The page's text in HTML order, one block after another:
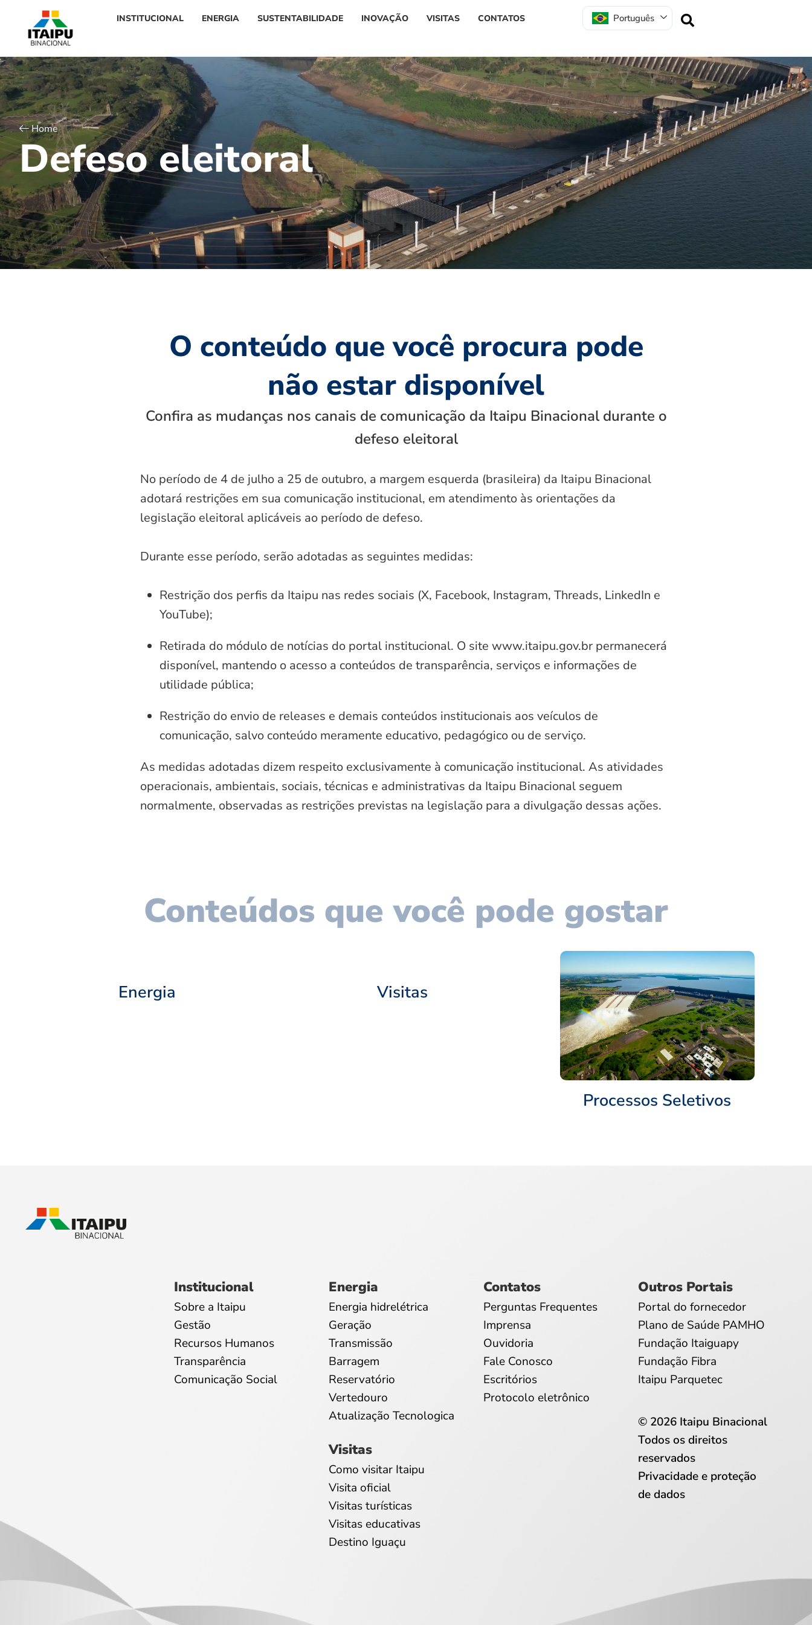
INSTITUCIONAL ENERGIA SUSTENTABILIDADE INOVAÇÃO VISITAS CONTATOS Português
Home
Defeso eleitoral
O conteúdo que você procura pode
não estar disponível
Confira as mudanças nos canais de comunicação da Itaipu Binacional durante o
defeso eleitoral
No período de 4 de julho a 25 de outubro, a margem esquerda (brasileira) da Itaipu Binacional
adotará restrições em sua comunicação institucional, em atendimento às orientações da
legislação eleitoral aplicáveis ao período de defeso.
Durante esse período, serão adotadas as seguintes medidas:
Restrição dos perfis da Itaipu nas redes sociais (X, Facebook, Instagram, Threads, LinkedIn e
YouTube);
Retirada do módulo de notícias do portal institucional. O site www.itaipu.gov.br permanecerá
disponível, mantendo o acesso a conteúdos de transparência, serviços e informações de
utilidade pública;
Restrição do envio de releases e demais conteúdos institucionais aos veículos de
comunicação, salvo conteúdo meramente educativo, pedagógico ou de serviço.
As medidas adotadas dizem respeito exclusivamente à comunicação institucional. As atividades
operacionais, ambientais, sociais, técnicas e administrativas da Itaipu Binacional seguem
normalmente, observadas as restrições previstas na legislação para a divulgação dessas ações.
Conteúdos que você pode gostar
Energia Visitas
Processos Seletivos
Institucional
Sobre a Itaipu
Gestão
Recursos Humanos
Transparência
Comunicação Social
Energia
Energia hidrelétrica
Geração
Transmissão
Barragem
Reservatório
Vertedouro
Atualização Tecnologica
Visitas
Como visitar Itaipu
Visita oficial
Visitas turísticas
Visitas educativas
Destino Iguaçu
Contatos
Perguntas Frequentes
Imprensa
Ouvidoria
Fale Conosco
Escritórios
Protocolo eletrônico
Outros Portais
Portal do fornecedor
Plano de Saúde PAMHO
Fundação Itaiguapy
Fundação Fibra
Itaipu Parquetec
© 2026 Itaipu Binacional
Todos os direitos
reservados
Privacidade e proteção
de dados